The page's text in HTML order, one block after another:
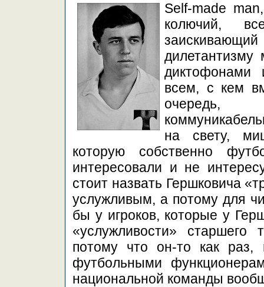
Self-made
колючий,
заискивающий
диктофонами
всем, с кем
очередь,
на свету,
которую собственно
интересовали и не
стоит назвать Гершковича
услужливым, а потому для
бы у игроков, которые у
«услужливости» старшего
потому что он-то как раз,
футбольными
национальной команды